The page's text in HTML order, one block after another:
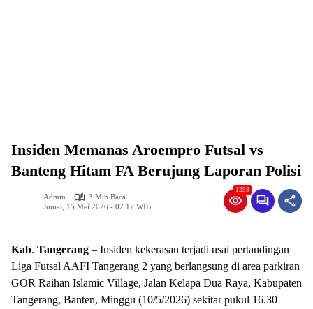
Insiden Memanas Aroempro Futsal vs
Banteng Hitam FA Berujung Laporan Polisi
Admin
3 Min Baca
Jumat, 15 Mei 2026 - 02:17 WIB
1258
Kab. Tangerang – Insiden kekerasan terjadi usai pertandingan
Liga Futsal AAFI Tangerang 2 yang berlangsung di area parkiran
GOR Raihan Islamic Village, Jalan Kelapa Dua Raya, Kabupaten
Tangerang, Banten, Minggu (10/5/2026) sekitar pukul 16.30